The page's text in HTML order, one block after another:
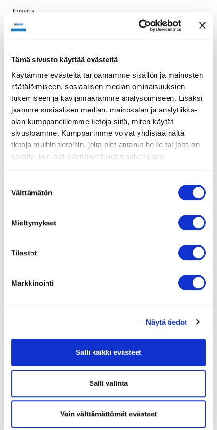
Tämä sivusto käyttää evästeitä
Käytämme evästeitä tarjoamamme sisällön ja mainosten
räätälöimiseen, sosiaalisen median ominaisuuksien
tukemiseen ja kävijämäärämme analysoimiseen. Lisäksi
jaamme sosiaalisen median, mainosalan ja analytiikka-
alan kumppaneillemme tietoja siitä, miten käytät
sivustoamme. Kumppanimme voivat yhdistää näitä
tietoja muihin tietoihin, joita olet antanut heille tai joita on
kerätty, kun olet käyttänyt heidän palvelujaan.
valinta
Välttämätön
Mieltymykset
Tilastot
Markkinointi
Näytä tiedot
Salli kaikki evästeet
Salli valinta
Vain välttämättömät evästeet
Ilmavirta
Imukartion K-arvo
52,2 l/s
Käyttölämpötila-alue
-25...+60°C
Moottorin tyyppi
R3G400-AQ23-01
moottori integroidulla
V signaalilla
Sisäänrakennettu
IP54
F
Kuulalaakerit
Siipipyörä
Hiljainen siipipyörä
taaksepäin kaartuvin